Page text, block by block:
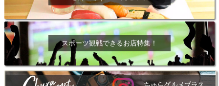
スポーツ観戦できるお店特集！